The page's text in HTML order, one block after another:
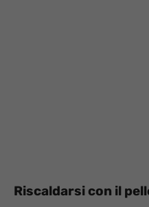
Riscaldarsi con il